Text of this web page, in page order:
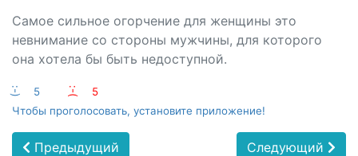
Самое сильное огорчение для женщины это
невнимание со стороны мужчины, для которого
она хотела бы быть недоступной.
:-) 5 :-(
5
Чтобы проголосовать, установите приложение!
Предыдущий Следующий